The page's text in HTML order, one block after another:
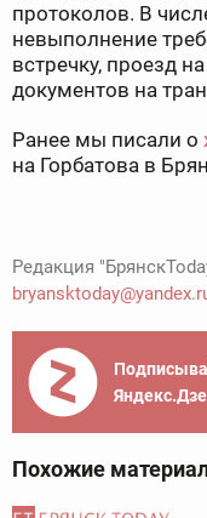
протоколов. В
невыполнение
встречку, проезд
документов на
Ранее мы писали о
на Горбатова в
Редакция
Похожие